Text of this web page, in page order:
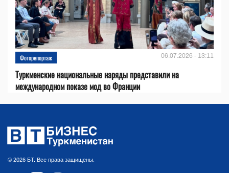
Фоторепортаж 06.07.2026 - 13:11
Туркменские национальные наряды представили на
международном показе мод во Франции
© 2026 БТ. Все права защищены.